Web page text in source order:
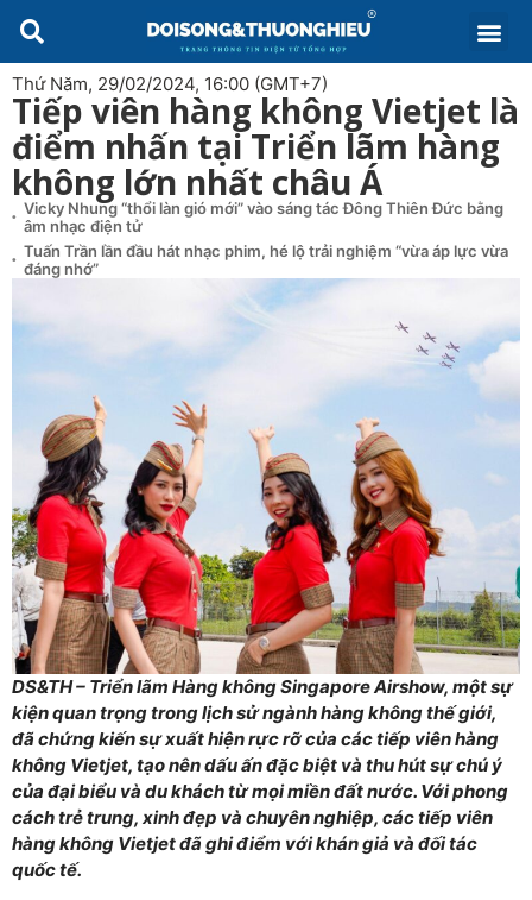
Thứ Năm, 29/02/2024, 16:00 (GMT+7)
Tiếp viên hàng không Vietjet là
điểm nhấn tại Triển lãm hàng
không lớn nhất châu Á
Vicky Nhung “thổi làn gió mới” vào sáng tác Đông Thiên Đức bằng
âm nhạc điện tử
Tuấn Trần lần đầu hát nhạc phim, hé lộ trải nghiệm “vừa áp lực vừa
đáng nhớ”
DS&TH – Triển lãm Hàng không Singapore Airshow, một sự
kiện quan trọng trong lịch sử ngành hàng không thế giới,
đã chứng kiến sự xuất hiện rực rỡ của các tiếp viên hàng
không Vietjet, tạo nên dấu ấn đặc biệt và thu hút sự chú ý
của đại biểu và du khách từ mọi miền đất nước. Với phong
cách trẻ trung, xinh đẹp và chuyên nghiệp, các tiếp viên
hàng không Vietjet đã ghi điểm với khán giả và đối tác
quốc tế.